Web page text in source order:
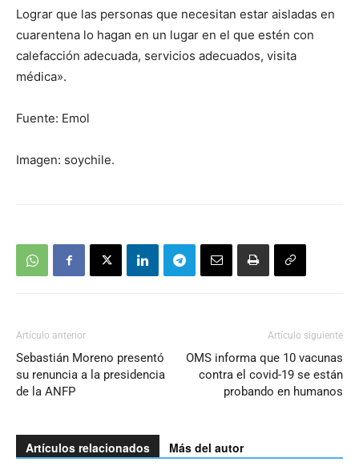
Lograr que las personas que necesitan estar aisladas en
cuarentena lo hagan en un lugar en el que estén con
calefacción adecuada, servicios adecuados, visita
médica».
Fuente: Emol
Imagen: soychile.
Artículo anterior
Sebastián Moreno presentó
su renuncia a la presidencia
de la ANFP
Artículo siguiente
OMS informa que 10 vacunas
contra el covid-19 se están
probando en humanos
Artículos relacionados Más del autor